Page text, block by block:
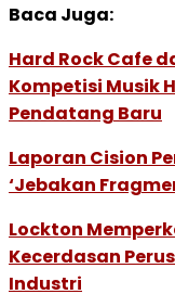
Baca Juga:
Hard Rock Cafe
Kompetisi Musik
Pendatang Baru
Laporan Cision
‘Jebakan
Lockton
Kecerdasan
Industri